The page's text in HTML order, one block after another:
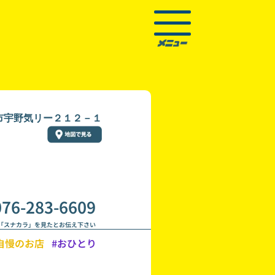
野気リー２１２－１
283-6609
スナカラ」を見たとお伝え下さい
慢のお店 #おひとり